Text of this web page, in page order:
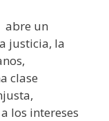
abre un
justicia, la
clase
los intereses